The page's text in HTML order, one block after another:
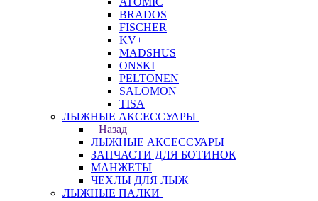
BRADOS
FISCHER
KV+
MADSHUS
ONSKI
PELTONEN
SALOMON
TISA
ЛЫЖНЫЕ АКСЕССУАРЫ
Назад
ЛЫЖНЫЕ АКСЕССУАРЫ
ЗАПЧАСТИ ДЛЯ БОТИНОК
МАНЖЕТЫ
ЧЕХЛЫ ДЛЯ ЛЫЖ
ЛЫЖНЫЕ ПАЛКИ